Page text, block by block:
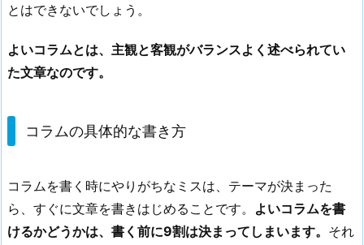
き
1.
最
主
張
を
とはできないでしょう。
よいコラムとは、主観と客観がバランスよく述べられてい
た文章なのです。
コラムの具体的な書き方
コラムを書く時にやりがちなミスは、テーマが決まった
ら、すぐに文章を書きはじめることです。 よいコラムを書
けるかどうかは、書く前に9割は決まってしまいます。 それ